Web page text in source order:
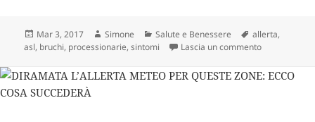
Scritto
il
Mar 3, 2017 Autore
Simone Categorie
Salute e Benessere Tag
allerta,
asl, bruchi, processionarie,sintomi Lascia un commentosu ALLERTA